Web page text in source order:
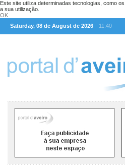
Este site utiliza determinadas tecnologias, como
a sua utilização.
OK
Saturday, 08 de August de 2026
11:40